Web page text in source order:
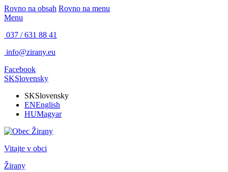
Rovno na obsah Rovno na menu
Menu
037 / 631 88 41
info@zirany.eu
Facebook
SKSlovensky
SKSlovensky
ENEnglish
HUMagyar
Vitajte v obci
Žirany